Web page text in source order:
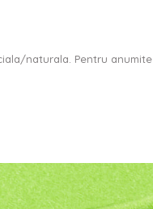
naturala. Pentru anumite